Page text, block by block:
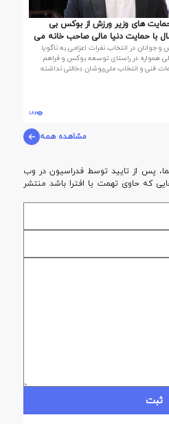
های وزیر ورزش از بوکس بی
است/بوکس بعد از ۸۵ سال با حمایت دنیا مالی صاحب خانه می
جوانان در انتخاب نفرات اعزامی به ناگویا
همواره در راستای توسعه بوکس و فراهم
فنی و انتخاب ملی‌پوشان دخالتی نداشته
182
مشاهده همه
پس از تایید توسط فدراسيون در وب
که حاوی تهمت یا افترا باشد منتشر
ثبت